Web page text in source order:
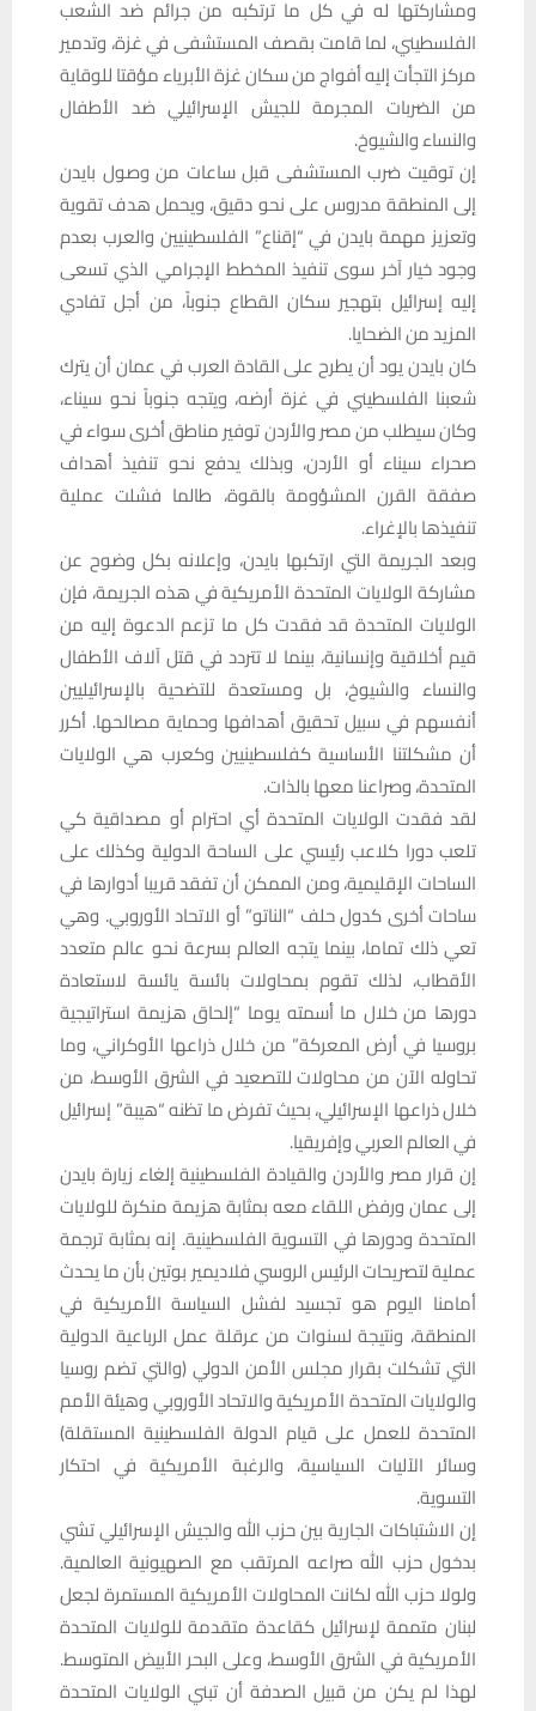
ومشاركتها له في كل ما ترتكبه من جرائم ضد الشعب
الفلسطيني، لما قامت بقصف المستشفى في غزة، وتدمير
مركز التجأت إليه أفواج من سكان غزة الأبرياء مؤقتا للوقاية
من الضربات المجرمة للجيش الإسرائيلي ضد الأطفال
والنساء والشيوخ.
إن توقيت ضرب المستشفى قبل ساعات من وصول بايدن
إلى المنطقة مدروس على نحو دقيق، ويحمل هدف تقوية
وتعزيز مهمة بايدن في “إقناع” الفلسطينيين والعرب بعدم
وجود خيار آخر سوى تنفيذ المخطط الإجرامي الذي تسعى
إليه إسرائيل بتهجير سكان القطاع جنوباً، من أجل تفادي
المزيد من الضحايا.
كان بايدن يود أن يطرح على القادة العرب في عمان أن يترك
شعبنا الفلسطيني في غزة أرضه، ويتجه جنوباً نحو سيناء،
وكان سيطلب من مصر والأردن توفير مناطق أخرى سواء في
صحراء سيناء أو الأردن، وبذلك يدفع نحو تنفيذ أهداف
صفقة القرن المشؤومة بالقوة، طالما فشلت عملية
تنفيذها بالإغراء.
وبعد الجريمة التي ارتكبها بايدن، وإعلانه بكل وضوح عن
مشاركة الولايات المتحدة الأمريكية في هذه الجريمة، فإن
الولايات المتحدة قد فقدت كل ما تزعم الدعوة إليه من
قيم أخلاقية وإنسانية، بينما لا تتردد في قتل آلاف الأطفال
والنساء والشيوخ، بل ومستعدة للتضحية بالإسرائيليين
أنفسهم في سبيل تحقيق أهدافها وحماية مصالحها. أكرر
أن مشكلتنا الأساسية كفلسطينيين وكعرب هي الولايات
المتحدة، وصراعنا معها بالذات.
لقد فقدت الولايات المتحدة أي احترام أو مصداقية كي
تلعب دورا كلاعب رئيسي على الساحة الدولية وكذلك على
الساحات الإقليمية، ومن الممكن أن تفقد قريبا أدوارها في
ساحات أخرى كدول حلف “الناتو” أو الاتحاد الأوروبي. وهي
تعي ذلك تماما، بينما يتجه العالم بسرعة نحو عالم متعدد
الأقطاب، لذلك تقوم بمحاولات بائسة يائسة لاستعادة
دورها من خلال ما أسمته يوما “إلحاق هزيمة استراتيجية
بروسيا في أرض المعركة” من خلال ذراعها الأوكراني، وما
تحاوله الآن من محاولات للتصعيد في الشرق الأوسط، من
خلال ذراعها الإسرائيلي، بحيث تفرض ما تظنه “هيبة” إسرائيل
في العالم العربي وإفريقيا.
إن قرار مصر والأردن والقيادة الفلسطينية إلغاء زيارة بايدن
إلى عمان ورفض اللقاء معه بمثابة هزيمة منكرة للولايات
المتحدة ودورها في التسوية الفلسطينية. إنه بمثابة ترجمة
عملية لتصريحات الرئيس الروسي فلاديمير بوتين بأن ما يحدث
أمامنا اليوم هو تجسيد لفشل السياسة الأمريكية في
المنطقة، ونتيجة لسنوات من عرقلة عمل الرباعية الدولية
التي تشكلت بقرار مجلس الأمن الدولي (والتي تضم روسيا
والولايات المتحدة الأمريكية والاتحاد الأوروبي وهيئة الأمم
المتحدة للعمل على قيام الدولة الفلسطينية المستقلة)
وسائر الآليات السياسية، والرغبة الأمريكية في احتكار
التسوية.
إن الاشتباكات الجارية بين حزب الله والجيش الإسرائيلي تشي
بدخول حزب الله صراعه المرتقب مع الصهيونية العالمية.
ولولا حزب الله لكانت المحاولات الأمريكية المستمرة لجعل
لبنان متممة لإسرائيل كقاعدة متقدمة للولايات المتحدة
الأمريكية في الشرق الأوسط، وعلى البحر الأبيض المتوسط.
لهذا لم يكن من قبيل الصدفة أن تبني الولايات المتحدة